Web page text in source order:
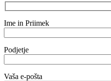
Ime in Priimek
Podjetje
Vaša e-pošta